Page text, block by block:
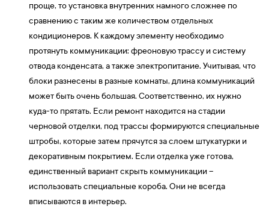
проще, то установка внутренних намного сложнее по
сравнению с таким же количеством отдельных
кондиционеров. К каждому элементу необходимо
протянуть коммуникации: фреоновую трассу и систему
отвода конденсата, а также электропитание. Учитывая, что
блоки разнесены в разные комнаты, длина коммуникаций
может быть очень большая. Соответственно, их нужно
куда-то прятать. Если ремонт находится на стадии
черновой отделки, под трассы формируются специальные
штробы, которые затем прячутся за слоем штукатурки и
декоративным покрытием. Если отделка уже готова,
единственный вариант скрыть коммуникации –
использовать специальные короба. Они не всегда
вписываются в интерьер.